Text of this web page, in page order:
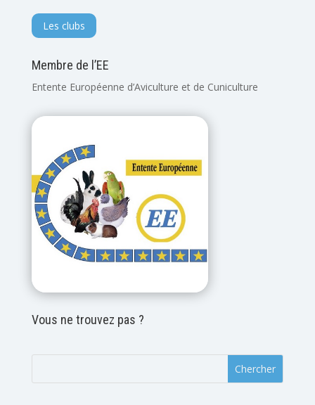
Les clubs
Membre de l’EE
Entente Européenne d’Aviculture et de Cuniculture
Vous ne trouvez pas ?